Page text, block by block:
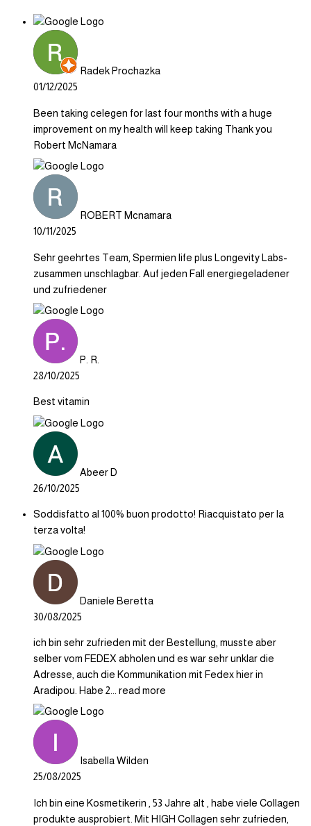
Radek Prochazka
01/12/2025
Been taking celegen for last four months with a huge
improvement on my health will keep taking Thank you
Robert McNamara
ROBERT Mcnamara
10/11/2025
Sehr geehrtes Team, Spermien life plus Longevity Labs-
zusammen unschlagbar. Auf jeden Fall energiegeladener
und zufriedener
P. R.
28/10/2025
Best vitamin
Abeer D
26/10/2025
Soddisfatto al 100% buon prodotto! Riacquistato per la
terza volta!
Daniele Beretta
30/08/2025
ich bin sehr zufrieden mit der Bestellung, musste aber
selber vom FEDEX abholen und es war sehr unklar die
Adresse, auch die Kommunikation mit Fedex hier in
Aradipou. Habe 2... read more
Isabella Wilden
25/08/2025
Ich bin eine Kosmetikerin , 53 Jahre alt , habe viele Collagen
produkte ausprobiert. Mit HIGH Collagen sehr zufrieden,